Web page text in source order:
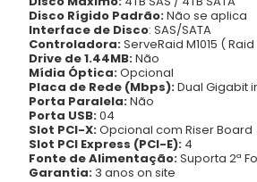
Disco Rígido Padrão:Não se aplica
Interface de Disco: SAS/SATA
Controladora:ServeRaid M1015 ( Raid
Drive de 1.44MB:Não
Mídia Óptica:Opcional
Placa de Rede (Mbps):Dual Gigabit
Porta Paralela:Não
Porta USB:04
Slot PCI-X:Opcional com Riser Board
Slot PCI Express (PCI-E): 4
Fonte de Alimentação:Suporta 2ª
Garantia: 3 anos on site